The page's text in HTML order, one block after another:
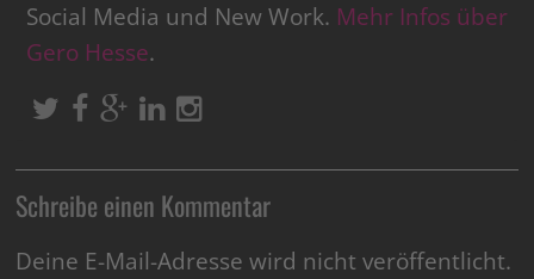
Social Media und New Work. Mehr Infos über
Gero Hesse.
Schreibe einen Kommentar
Deine E-Mail-Adresse wird nicht veröffentlicht.